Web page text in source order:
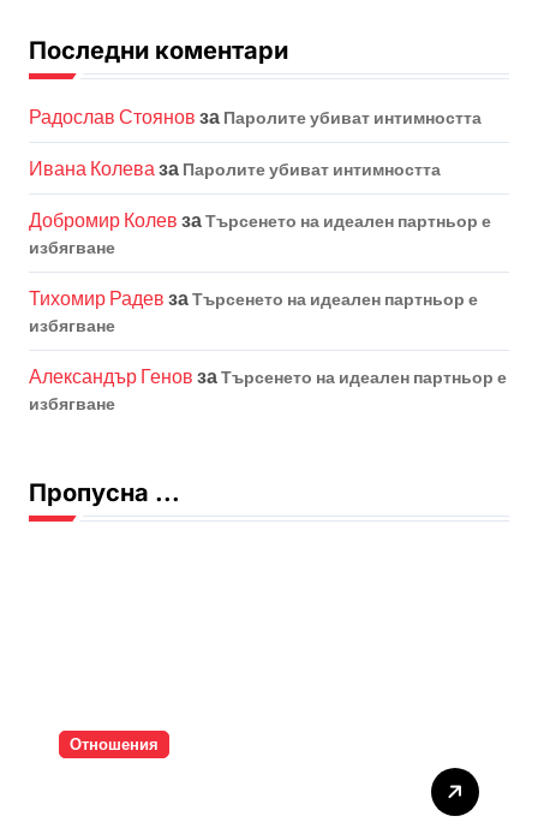
Последни коментари
Радослав Стоянов за Паролите убиват интимността
Ивана Колеваза Паролите убиват интимността
Добромир Колев заТърсенето на идеален партньор е
избягване
Тихомир Радев заТърсенето на идеален партньор е
избягване
Александър Генов заТърсенето на идеален партньор е
избягване
Пропусна ...
Отношения